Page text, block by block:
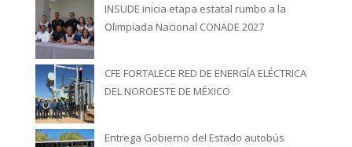
INSUDE inicia etapa estatal rumbo a la
Olimpiada Nacional CONADE 2027
CFE FORTALECE RED DE ENERGÍA ELÉCTRICA
DEL NOROESTE DE MÉXICO
Entrega Gobierno del Estado autobús